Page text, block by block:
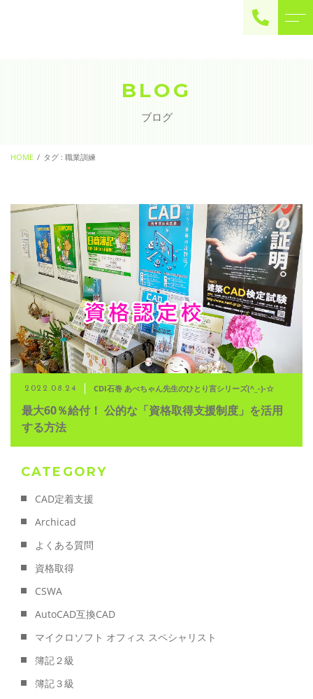
BLOG
ブログ
HOME タグ : 職業訓練
2022.08.24 CDI石巻 あべちゃん先生のひとり言シリーズ(^_-)-☆
最大60％給付！ 公的な「資格取得支援制度」を活用
する方法
CATEGORY
CAD定着支援
Archicad
よくある質問
資格取得
CSWA
AutoCAD互換CAD
マイクロソフト オフィス スペシャリスト
簿記２級
簿記３級